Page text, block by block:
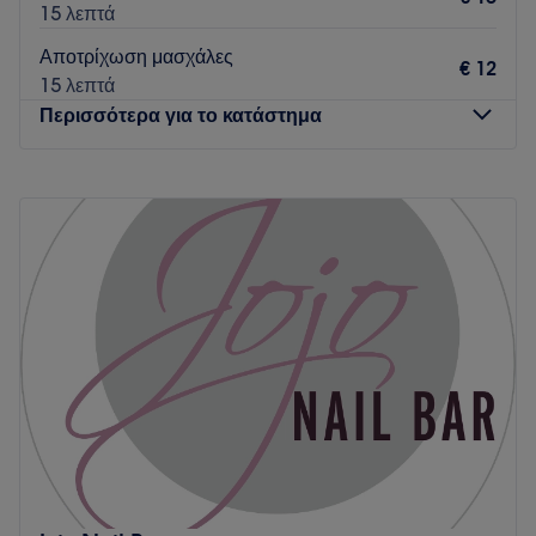
και στον θεραπευτικό τομέα και σου προσφέρουν την
υπηρεσία που έχεις ανάγκη και σου αξίζει.
Προϊόντα: Bluesky, Lalloo, Gel it up, Aloha, CND.
Go to venue
15 λεπτά
Αποτρίχωση μασχάλες
15 λεπτά
€ 12
Περισσότερα για το κατάστημα
Τρίτη
10:30– 20:00
Τετάρτη
20:00
Πέμπτη
20:00
Παρασκευή
10:30– 20:00
09:00
Κυριακή
Σε έναν καινούργιο σύγχρονο χώρο αισθητικής στο
Afrodite΄s Beaute στο Περιστέρι μπορείς πραγματικά να
απολαύσεις κάθε είδους περιποίηση από τα έμπειρα χέρια
τους μέσα σε ένα φιλικό περιβάλλον με ευχάριστη
ατμόσφαιρα,. Χαλάρωσε και αφέσου σε έναν ονειρεμένο